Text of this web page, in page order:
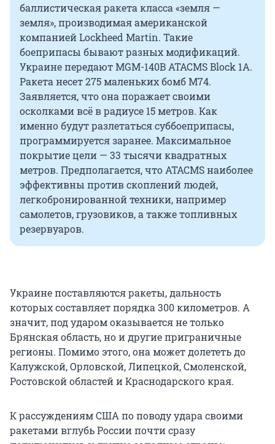
баллистическая ракета класса «земля —
земля», производимая американской
компанией Lockheed Martin. Такие
боеприпасы бывают разных модификаций.
Украине передают MGM-140B ATACMS Block 1A.
Ракета несет 275 маленьких бомб M74.
Заявляется, что она поражает своими
осколками всё в радиусе 15 метров. Как
именно будут разлетаться суббоеприпасы,
программируется заранее. Максимальное
покрытие цели — 33 тысячи квадратных
метров. Предполагается, что ATACMS наиболее
эффективны против скоплений людей,
легкобронированной техники, например
самолетов, грузовиков, а также топливных
резервуаров.
Украине поставляются ракеты, дальность
которых составляет порядка 300 километров. А
значит, под ударом оказывается не только
Брянская область, но и другие приграничные
регионы. Помимо этого, она может долететь до
Калужской, Орловской, Липецкой, Смоленской,
Ростовской областей и Краснодарского края.
К рассуждениям США по поводу удара своими
ракетами вглубь России почти сразу